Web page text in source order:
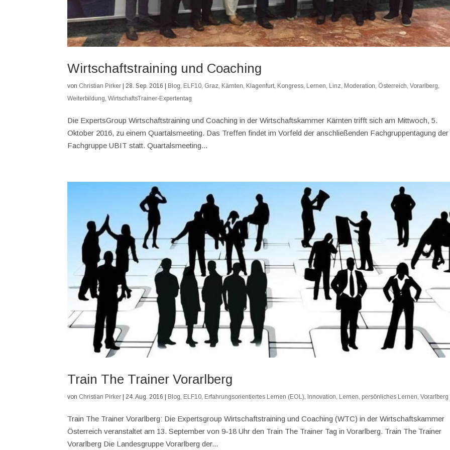
Wirtschaftstraining und Coaching
von Christian Pirker | 28. Sep. 2016 | Blog ELF10 Graz Kärnten Klagenfurt Kongress Lernen Linz Moderation Österreich ,Vorarlberg
Weiterbildung ,WirtschaftsTrainer-Expertentag
Die ExpertsGroup Wirtschaftstraining und Coaching in der Wirtschaftskammer Kärnten trifft sich am Mittwoch, 5.
Oktober 2016, zu einem Quartalsmeeting. Das Treffen findet im Vorfeld der anschließenden Fachgruppentagung der
Fachgruppe UBIT statt. Quartalsmeeting...
Train The Trainer Vorarlberg
von Christian Pirker 24. Aug. 2016 Blog, ELF10, Erfahrungsorientiertes Lernen (EOL), Innovation, Lernen, persönliches Lernen,Vorarlberg
Train The Trainer Vorarlberg: Die Expertsgroup Wirtschaftstraining und Coaching (WTC) in der Wirtschaftskammer
Österreich veranstaltet am 13. September von 9-18 Uhr den Train The Trainer Tag in Vorarlberg. Train The Trainer
Vorarlberg Die Landesgruppe Vorarlberg der...